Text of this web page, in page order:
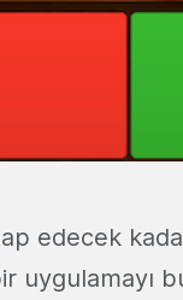
edecek
uygulamayı